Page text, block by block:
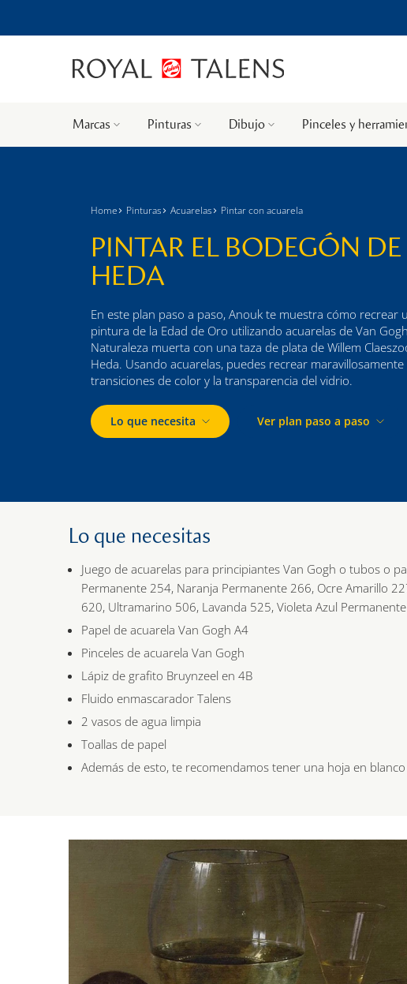
Marcas Pinturas Dibujo Pinceles y
Home Pinturas Acuarelas Pintar con acuarela
PINTAR EL BODEGÓN DE
HEDA
En este plan paso a paso, Anouk te muestra cómo recrear
pintura de la Edad de Oro utilizando acuarelas de Van
Naturaleza muerta con una taza de plata de Willem
Heda. Usando acuarelas, puedes recrear maravillosamente
transiciones de color y la transparencia del vidrio.
Lo que necesita Ver plan paso a paso
Lo que necesitas
Juego de acuarelas para principiantes Van Gogh o tubos o
Permanente 254, Naranja Permanente 266, Ocre Amarillo
620, Ultramarino 506, Lavanda 525, Violeta Azul
Papel de acuarela Van Gogh A4
Pinceles de acuarela Van Gogh
Lápiz de grafito Bruynzeel en 4B
Fluido enmascarador Talens
2 vasos de agua limpia
Toallas de papel
Además de esto, te recomendamos tener una hoja en